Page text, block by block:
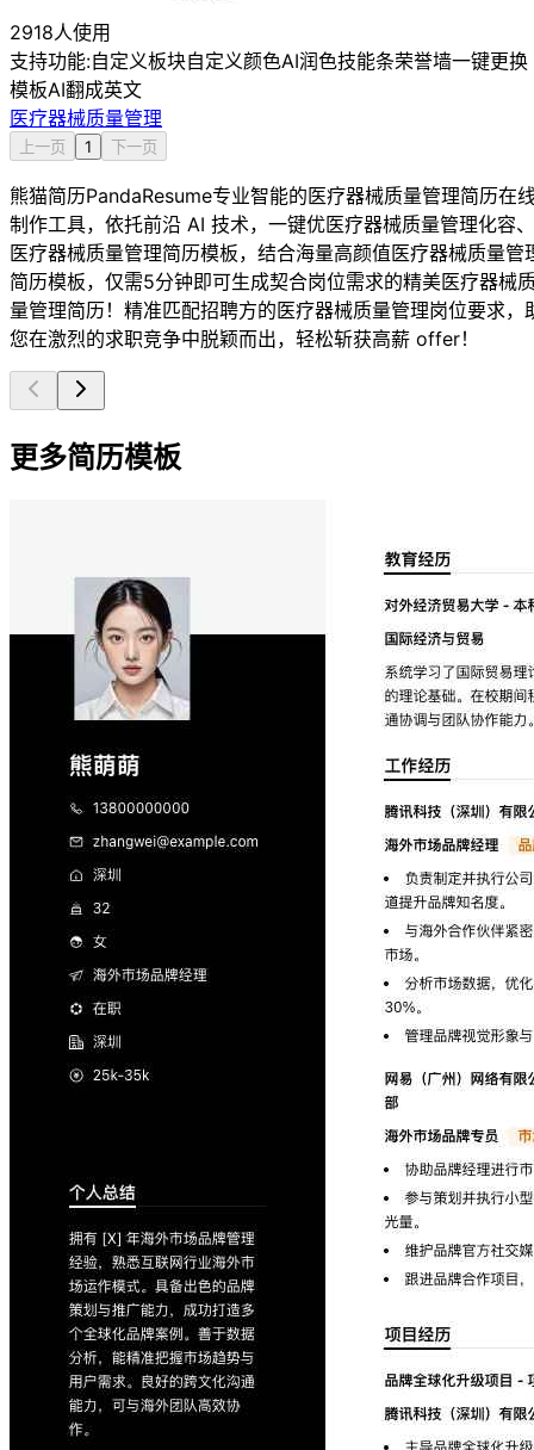
2918人使用
支持功能:自定义板块自定义颜色AI润色技能条荣誉墙一键更换
模板AI翻成英文
医疗器械质量管理
上一页 1 下一页
熊猫简历PandaResume专业智能的医疗器械质量管理简历在
制作工具，依托前沿 AI 技术，一键优医疗器械质量管理化容、
医疗器械质量管理简历模板，结合海量高颜值医疗器械质量管
简历模板，仅需5分钟即可生成契合岗位需求的精美医疗器械
量管理简历！精准匹配招聘方的医疗器械质量管理岗位要求，
您在激烈的求职竞争中脱颖而出，轻松斩获高薪 offer！
更多简历模板